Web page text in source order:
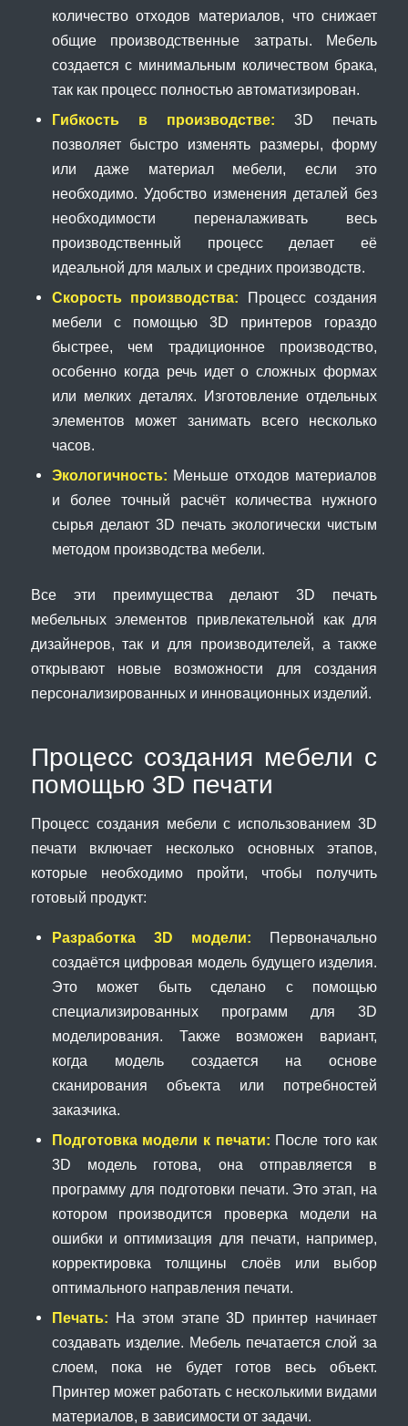
количество отходов материалов, что снижает
общие производственные затраты. Мебель
создается с минимальным количеством брака,
так как процесс полностью автоматизирован.
Гибкость в производстве: 3D печать
позволяет быстро изменять размеры, форму
или даже материал мебели, если это
необходимо. Удобство изменения деталей без
необходимости переналаживать весь
производственный процесс делает её
идеальной для малых и средних производств.
Скорость производства: Процесс создания
мебели с помощью 3D принтеров гораздо
быстрее, чем традиционное производство,
особенно когда речь идет о сложных формах
или мелких деталях. Изготовление отдельных
элементов может занимать всего несколько
часов.
Экологичность: Меньше отходов материалов
и более точный расчёт количества нужного
сырья делают 3D печать экологически чистым
методом производства мебели.
Все эти преимущества делают 3D печать
мебельных элементов привлекательной как для
дизайнеров, так и для производителей, а также
открывают новые возможности для создания
персонализированных и инновационных изделий.
Процесс создания мебели с
помощью 3D печати
Процесс создания мебели с использованием 3D
печати включает несколько основных этапов,
которые необходимо пройти, чтобы получить
готовый продукт:
Разработка 3D модели: Первоначально
создаётся цифровая модель будущего изделия.
Это может быть сделано с помощью
специализированных программ для 3D
моделирования. Также возможен вариант,
когда модель создается на основе
сканирования объекта или потребностей
заказчика.
Подготовка модели к печати: После того как
3D модель готова, она отправляется в
программу для подготовки печати. Это этап, на
котором производится проверка модели на
ошибки и оптимизация для печати, например,
корректировка толщины слоёв или выбор
оптимального направления печати.
Печать: На этом этапе 3D принтер начинает
создавать изделие. Мебель печатается слой за
слоем, пока не будет готов весь объект.
Принтер может работать с несколькими видами
материалов, в зависимости от задачи.